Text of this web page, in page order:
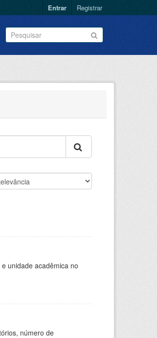
Entrar Registrar
unidade acadêmica no
número de